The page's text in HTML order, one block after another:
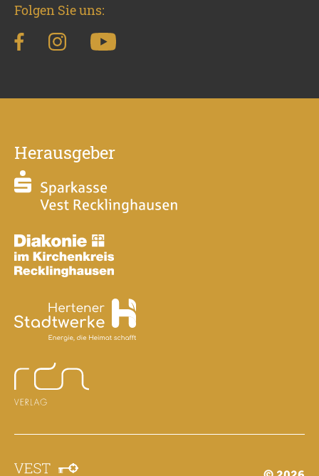
Folgen Sie uns:
Herausgeber